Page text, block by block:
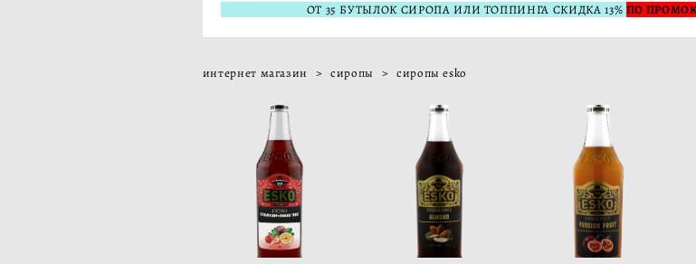
ОТ 35 БУТЫЛОК СИРОПА ИЛИ ТОППИНГА СКИДКА 13% ПО
интернет магазин > сиропы > сиропы esko